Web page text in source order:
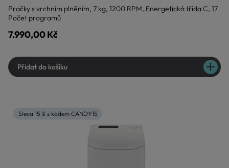
Pračky s vrchním plněním, 7 kg, 1200 RPM, Energetická třída C, 17
Počet programů
7.990,00 Kč
Přidat do košíku
Sleva 15 % s kódem CANDY15